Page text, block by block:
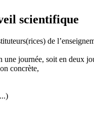
scientifique
de
une journée, soit en deux
concrète,